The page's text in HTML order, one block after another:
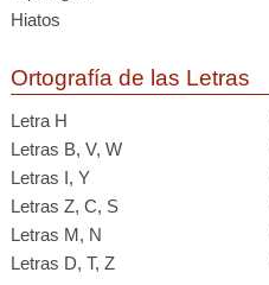
Hiatos
Ortografía de las Letras
Letra H
Letras B, V, W
Letras I, Y
Letras Z, C, S
Letras M, N
Letras D, T, Z